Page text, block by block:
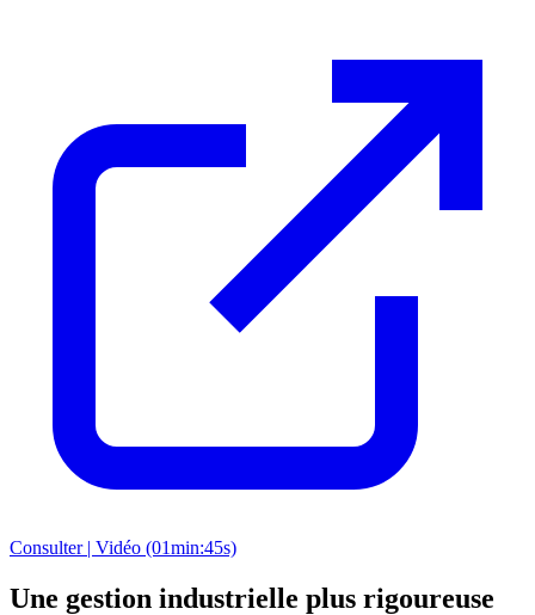
Consulter | Vidéo (01min:45s)
Une gestion industrielle plus rigoureuse